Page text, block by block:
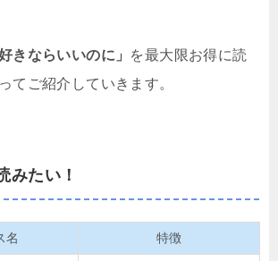
きならいいのに」 を最大限お得に読
てご紹介していきます。
みたい！
名 特徴